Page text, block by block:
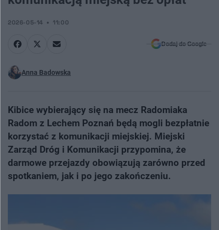
2026-05-14 11:00
Dodaj do Google
Anna Badowska
Kibice wybierający się na mecz Radomiaka
Radom z Lechem Poznań będą mogli bezpłatnie
korzystać z komunikacji miejskiej. Miejski
Zarząd Dróg i Komunikacji przypomina, że
darmowe przejazdy obowiązują zarówno przed
spotkaniem, jak i po jego zakończeniu.